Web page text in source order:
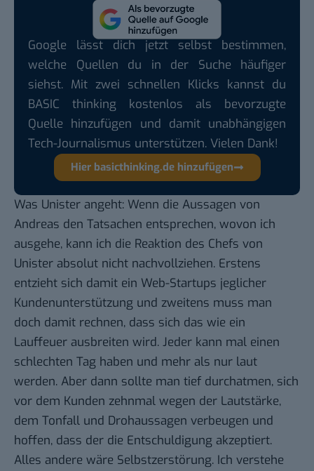
Google lässt dich jetzt selbst bestimmen,
welche Quellen du in der Suche häufiger
siehst. Mit zwei schnellen Klicks kannst du
BASIC thinking kostenlos als bevorzugte
Quelle hinzufügen und damit unabhängigen
Tech-Journalismus unterstützen. Vielen Dank!
Hier basicthinking.de hinzufügen
Was Unister angeht: Wenn die Aussagen von
Andreas den Tatsachen entsprechen, wovon ich
ausgehe, kann ich die Reaktion des Chefs von
Unister absolut nicht nachvollziehen. Erstens
entzieht sich damit ein Web-Startups jeglicher
Kundenunterstützung und zweitens muss man
doch damit rechnen, dass sich das wie ein
Lauffeuer ausbreiten wird. Jeder kann mal einen
schlechten Tag haben und mehr als nur laut
werden. Aber dann sollte man tief durchatmen, sich
vor dem Kunden zehnmal wegen der Lautstärke,
dem Tonfall und Drohaussagen verbeugen und
hoffen, dass der die Entschuldigung akzeptiert.
Alles andere wäre Selbstzerstörung. Ich verstehe